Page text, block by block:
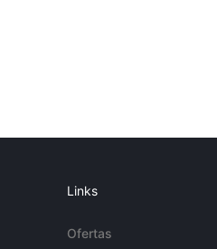
Links
Ofertas